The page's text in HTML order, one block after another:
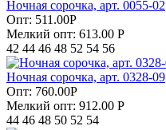
Ночная сорочка, арт. 0055-02
Опт: 511.00Р
Мелкий опт: 613.00 Р
42 44 46 48 52 54 56
Ночная сорочка, арт. 0328-09
Опт: 760.00Р
Мелкий опт: 912.00 Р
44 46 48 50 52 54